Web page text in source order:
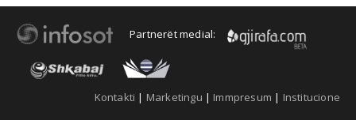
Partnerët medial:
Kontakti | Marketingu | Immpresum | Institucione